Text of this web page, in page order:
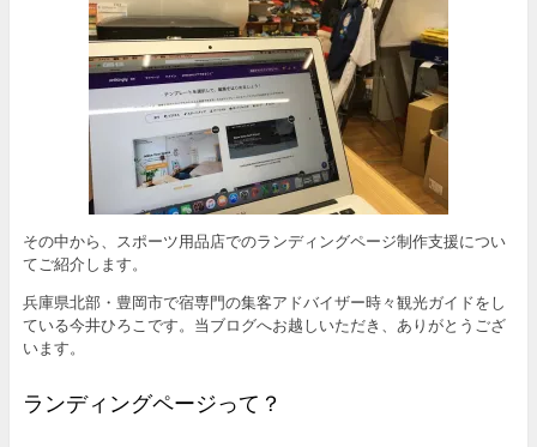
その中から、スポーツ用品店でのランディングページ制作支援につい
てご紹介します。
兵庫県北部・豊岡市で宿専門の集客アドバイザー時々観光ガイドをし
ている今井ひろこです。当ブログへお越しいただき、ありがとうござ
います。
ランディングページって？